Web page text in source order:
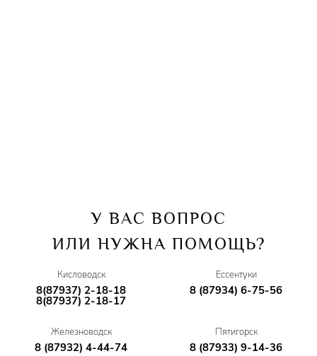
У ВАС ВОПРОС
ИЛИ НУЖНА ПОМОЩЬ?
Кисловодск
8(87937) 2-18-18
8(87937) 2-18-17
Ессентуки
8 (87934) 6-75-56
Железноводск
8 (87932) 4-44-74
Пятигорск
8 (87933) 9-14-36